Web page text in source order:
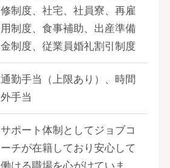
修制度、社宅、社員寮、再雇
用制度、食事補助、出産準備
金制度、従業員婚礼割引制度
通勤手当（上限あり）、時間
外手当
サポート体制としてジョブコ
ーチが在籍しており安心して